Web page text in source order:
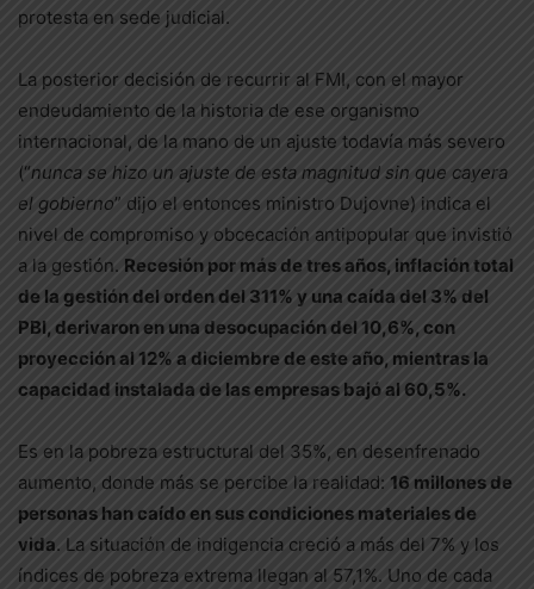
protesta en sede judicial.
La posterior decisión de recurrir al FMI, con el mayor
endeudamiento de la historia de ese organismo
internacional, de la mano de un ajuste todavía más severo
(“nunca se hizo un ajuste de esta magnitud sin que cayera
el gobierno” dijo el entonces ministro Dujovne) indica el
nivel de compromiso y obcecación antipopular que invistió
a la gestión. Recesión por más de tres años, inflación total
de la gestión del orden del 311% y una caída del 3% del
PBI, derivaron en una desocupación del 10,6%, con
proyección al 12% a diciembre de este año, mientras la
capacidad instalada de las empresas bajó al 60,5%.
Es en la pobreza estructural del 35%, en desenfrenado
aumento, donde más se percibe la realidad: 16 millones de
personas han caído en sus condiciones materiales de
vida. La situación de indigencia creció a más del 7% y los
índices de pobreza extrema llegan al 57,1%. Uno de cada